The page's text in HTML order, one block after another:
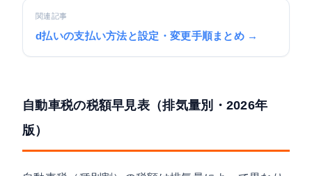
関連記事
d払いの支払い方法と設定・変更手順まとめ →
自動車税の税額早見表（排気量別・2026年
版）